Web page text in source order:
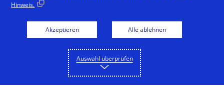
Hinweis.
Akzeptieren Alle ablehnen
Auswahl überprüfen